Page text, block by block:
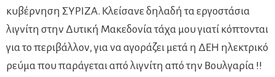
κυβέρνηση ΣΥΡΙΖΑ. Κλείσανε δηλαδή τα εργοστάσια
λιγνίτη στην Δυτική Μακεδονία τάχα μου γιατί κόπτονται
για το περιβάλλον, για να αγοράζει μετά η ΔΕΗ ηλεκτρικό
ρεύμα που παράγεται από λιγνίτη από την Βουλγαρία !!